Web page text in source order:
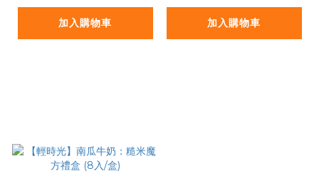
加入購物車 加入購物車